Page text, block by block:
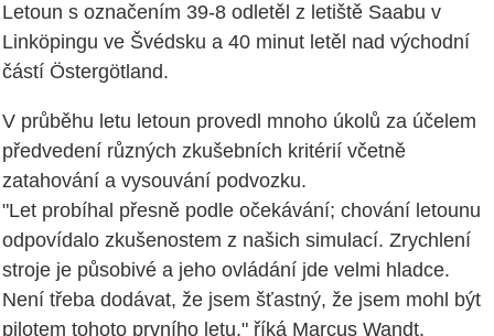
Letoun s označením 39-8 odletěl z letiště Saabu v
Linköpingu ve Švédsku a 40 minut letěl nad východní
částí Östergötland.
V průběhu letu letoun provedl mnoho úkolů za účelem
předvedení různých zkušebních kritérií včetně
zatahování a vysouvání podvozku.
"Let probíhal přesně podle očekávání; chování letounu
odpovídalo zkušenostem z našich simulací. Zrychlení
stroje je působivé a jeho ovládání jde velmi hladce.
Není třeba dodávat, že jsem šťastný, že jsem mohl být
pilotem tohoto prvního letu," říká Marcus Wandt,